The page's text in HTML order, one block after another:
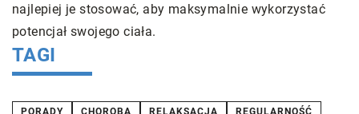
najlepiej je stosować, aby maksymalnie wykorzystać
potencjał swojego ciała.
TAGI
PORADY CHOROBA RELAKSACJA
REGULARNOŚĆ